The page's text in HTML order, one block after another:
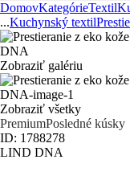
DomovKategórieTextil
...Kuchynský textil
Zobraziť galériu
Zobraziť všetky
PremiumPosledné kúsky
ID: 1788278
LIND DNA